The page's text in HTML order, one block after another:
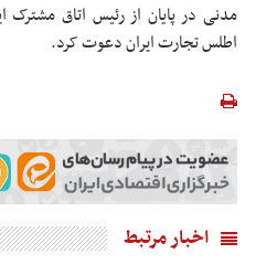
مدنی در پایان از رئیس اتاق مشترک
اطلس تجارت ایران دعوت کرد.
اخبار مرتبط